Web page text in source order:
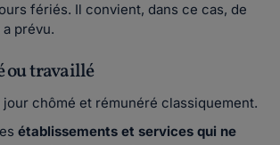
fériés. Il convient, dans ce cas, de
prévu.
ou travaillé
jour chômé et rémunéré classiquement.
établissements et services qui ne